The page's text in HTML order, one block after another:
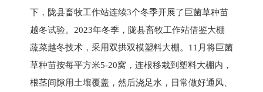
下，陇县畜牧工作站连续3个冬季开展了巨菌草种苗
越冬试验。2023年冬季，陇县畜牧工作站借鉴大棚
蔬菜越冬技术，采用双拱双模塑料大棚。11月将巨菌
草种苗按每平方米5-20窝，连根移栽到塑料大棚内，
根茎间隙用土壤覆盖，然后浇足水，日常做好通风、